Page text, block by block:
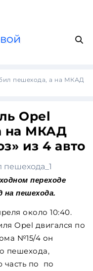
пешехода, а на МКАД
Opel
на МКАД
из 4 авто
переходе
на пешехода.
около 10:40.
Opel двигался по
№15/4 он
пешехода,
часть по по